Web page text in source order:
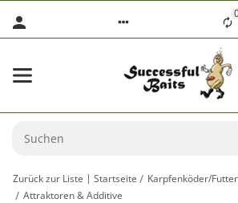
Zurück zur Liste Startseite
Karpfenköder/
Attraktoren & Additive